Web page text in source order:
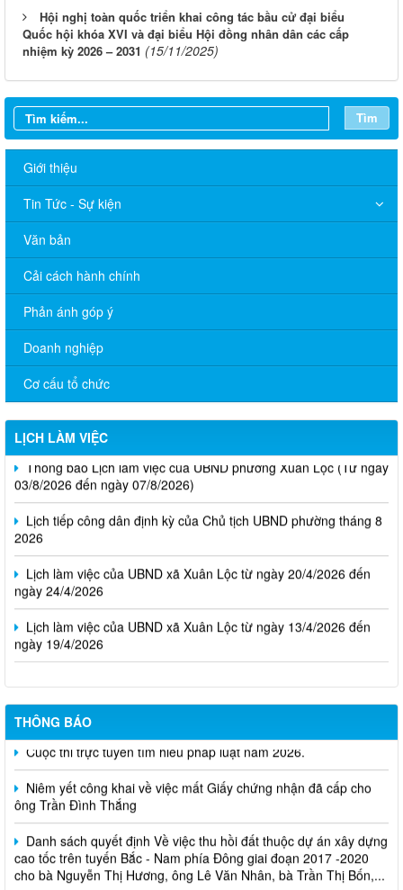
Hội nghị toàn quốc triển khai công tác bầu cử đại biểu
Quốc hội khóa XVI và đại biểu Hội đồng nhân dân các cấp
nhiệm kỳ 2026 – 2031 (15/11/2025)
Tìm
Giới thiệu
Tin Tức - Sự kiện
Văn bản
Cải cách hành chính
Phản ánh góp ý
Doanh nghiệp
Cơ cấu tổ chức
LỊCH LÀM VIỆC
Thông báo Lịch làm việc của UBND phường Xuân Lộc (Từ ngày
03/8/2026 đến ngày 07/8/2026)
Lịch tiếp công dân định kỳ của Chủ tịch UBND phường tháng 8
2026
Lịch làm việc của UBND xã Xuân Lộc từ ngày 20/4/2026 đến
ngày 24/4/2026
Lịch làm việc của UBND xã Xuân Lộc từ ngày 13/4/2026 đến
ngày 19/4/2026
THÔNG BÁO
Cuộc thi trực tuyến tìm hiểu pháp luật năm 2026.
Niêm yết công khai về việc mất Giấy chứng nhận đã cấp cho
ông Trần Đình Thắng
Danh sách quyết định Về việc thu hồi đất thuộc dự án xây dựng
cao tốc trên tuyến Bắc - Nam phía Đông giai đoạn 2017 -2020
cho bà Nguyễn Thị Hương, ông Lê Văn Nhân, bà Trần Thị Bốn,...